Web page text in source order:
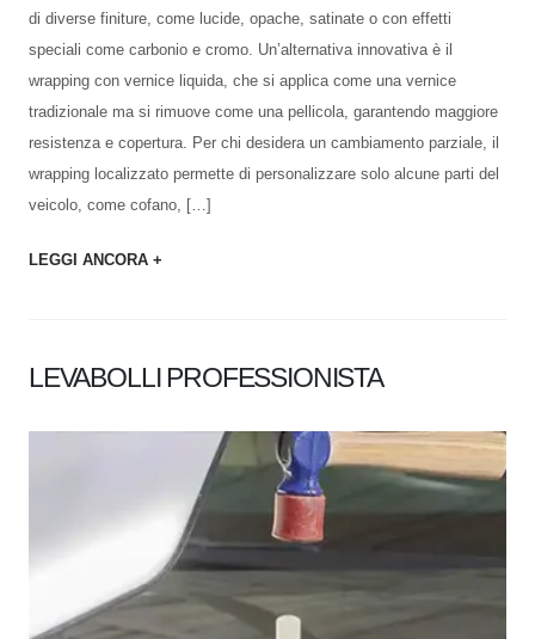
di diverse finiture, come lucide, opache, satinate o con effetti
speciali come carbonio e cromo. Un’alternativa innovativa è il
wrapping con vernice liquida, che si applica come una vernice
tradizionale ma si rimuove come una pellicola, garantendo maggiore
resistenza e copertura. Per chi desidera un cambiamento parziale, il
wrapping localizzato permette di personalizzare solo alcune parti del
veicolo, come cofano, […]
LEGGI ANCORA +
LEVABOLLI PROFESSIONISTA